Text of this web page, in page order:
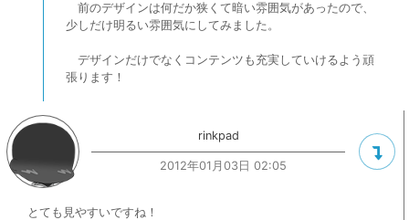
前のデザインは何だか狭くて暗い雰囲気があったので、
少しだけ明るい雰囲気にしてみました。
デザインだけでなくコンテンツも充実していけるよう頑
張ります！
rinkpad
2012年01月03日 02:05
とても見やすいですね！